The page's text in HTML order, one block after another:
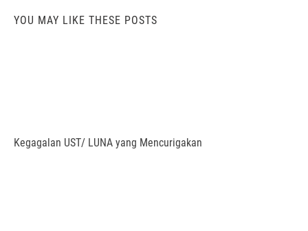
YOU MAY LIKE THESE POSTS
Kegagalan UST/ LUNA yang Mencurigakan